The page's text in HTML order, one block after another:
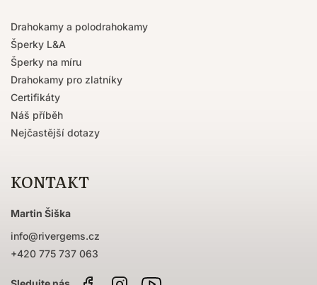
Drahokamy a polodrahokamy
Šperky L&A
Šperky na míru
Drahokamy pro zlatníky
Certifikáty
Náš příběh
Nejčastější dotazy
KONTAKT
Martin Šiška
info@rivergems.cz
+420 775 737 063
FacebookInstagram